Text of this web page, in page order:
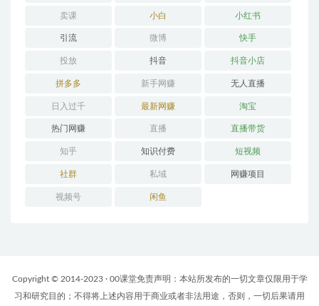
卖课 小白 小红书
引流 微博 快手
投放 抖音 抖音小店
拼多多 新手网赚 无人直播
日入过千 最新网赚 淘宝
热门网赚 直播 直播带货
知乎 知识付费 短视频
社群 私域 网赚项目
视频号 闲鱼
Copyright © 2014-2023 · 00课堂免责声明：本站所发布的一切文章仅限用于学
习和研究目的；不得将上述内容用于商业或者非法用途，否则，一切后果请用